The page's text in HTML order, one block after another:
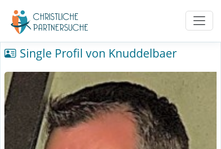
Single Profil von Knuddelbaer